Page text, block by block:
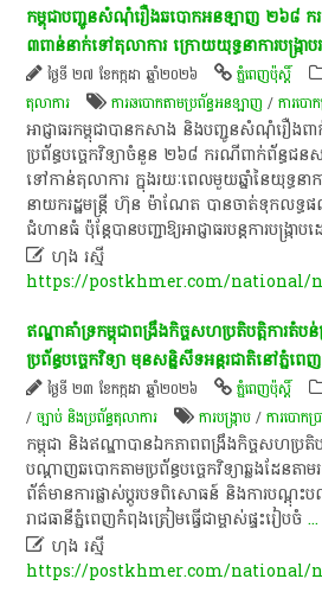
កម្ពុជាបញ្ជូនសំណុំរឿងឆបោកអនឡាញ ២៦៨
៣ពាន់នាក់ទៅតុលាការ ក្រោយយុទ្ធនាការបង្ក្រា
ថ្ងៃទី ២៧ ខែកក្កដា ឆ្នាំ២០២៦ ភ្នំពេញប៉ុស្តិ៍
តុលាការ
ការ​ឆបោក​តាម​ប្រព័ន្ធ​អនឡាញ​ /ការប
អាជ្ញាធរកម្ពុជាបានកសាង និងបញ្ជូនសំណុំរឿងព
ប្រព័ន្ធបច្ចេកវិទ្យាចំនួន ២៦៨ ករណីពាក់ព័ន្ធ
ទៅកាន់តុលាការ ក្នុងរយៈពេលមួយឆ្នាំនៃយុទ្ធនា
នាយករដ្ឋមន្ត្រី ហ៊ុន ម៉ាណែត បានចាត់ទុកលទ្
ជំហានធំ ប៉ុន្តែបានបញ្ជាឱ្យអាជ្ញាធរបន្តការបង្
 ហុង រស្មី
https://postkhmer.com/national/
ឥណ្ឌា​គាំទ្រ​កម្ពុជា​ពង្រឹង​កិច្ច​សហប្រតិបត្តិការ​តំប
ប្រព័ន្ធ​បច្ចេកវិទ្យា​ មុន​សន្និសីទ​អន្តរជាតិ​នៅ​ភ្នំពេញ​
ថ្ងៃទី ២៣ ខែកក្កដា ឆ្នាំ២០២៦ ភ្នំពេញប៉ុស្តិ៍
/ច្បាប់ និងប្រព័ន្ធតុលាការ ការបង្ក្រាប​ /ការបោក
កម្ពុជា​ និង​ឥណ្ឌា​បាន​ឯកភាព​ពង្រឹង​កិច្ច​សហប្រតិបត្
បណ្តាញ​ឆបោក​តាម​ប្រព័ន្ធ​បច្ចេកវិទ្យា​ឆ្លង​ដែន​តា
ព័ត៌មាន​ការ​ផ្លាស់​ប្តូរ​បទ​ពិសោធន៍​ និង​ការ​បណ្
រាជធានី​ភ្នំពេញ​កំពុង​ត្រៀម​ធ្វើ​ជា​ម្ចាស់ផ្ទះ​រៀបចំ...
 ហុង រស្មី
https://postkhmer.com/national/